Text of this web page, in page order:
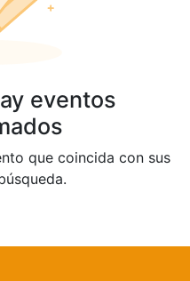
eventos
que coincida con sus